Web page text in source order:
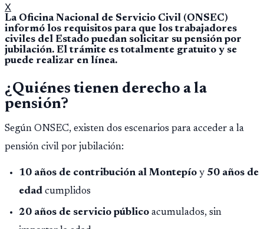
X
La Oficina Nacional de Servicio Civil (ONSEC)
informó los requisitos para que los trabajadores
civiles del Estado puedan solicitar su pensión por
jubilación. El trámite es totalmente gratuito y se
puede realizar en línea.
¿Quiénes tienen derecho a la
pensión?
Según ONSEC, existen dos escenarios para acceder a la
pensión civil por jubilación:
10 años de contribución al Montepío y 50 años de
edad cumplidos
20 años de servicio público acumulados, sin